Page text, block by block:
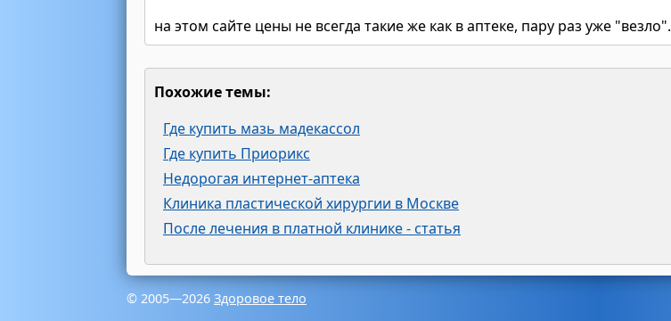
на этом сайте цены не всегда такие же как в аптеке, пару раз уже "везло".
Похожие темы:
Где купить мазь мадекассол
Где купить Приорикс
Недорогая интернет-аптека
Клиника пластической хирургии в Москве
После лечения в платной клинике - статья
© 2005—2026 Здоровое тело